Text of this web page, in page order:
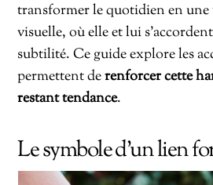
transformer le quotidien en
visuelle, où elle et lui
subtilité. Ce guide explore les
permettent derenforcer cette
restant tendance.
Le symbole d’un lien